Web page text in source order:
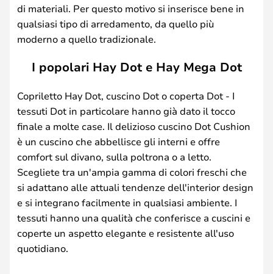
di materiali. Per questo motivo si inserisce bene in
qualsiasi tipo di arredamento, da quello più
moderno a quello tradizionale.
I popolari Hay Dot e Hay Mega Dot
Copriletto Hay Dot, cuscino Dot o coperta Dot - I
tessuti Dot in particolare hanno già dato il tocco
finale a molte case. Il delizioso cuscino Dot Cushion
è un cuscino che abbellisce gli interni e offre
comfort sul divano, sulla poltrona o a letto.
Scegliete tra un'ampia gamma di colori freschi che
si adattano alle attuali tendenze dell'interior design
e si integrano facilmente in qualsiasi ambiente. I
tessuti hanno una qualità che conferisce a cuscini e
coperte un aspetto elegante e resistente all'uso
quotidiano.